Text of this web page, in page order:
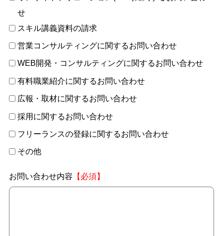
せ
スキル講義資料の請求
営業コンサルティングに関するお問い合わせ
WEB開発・コンサルティングに関するお問い合わせ
有料職業紹介に関するお問い合わせ
広報・取材に関するお問い合わせ
採用に関するお問い合わせ
フリーランスの登録に関するお問い合わせ
その他
お問い合わせ内容 【必須】